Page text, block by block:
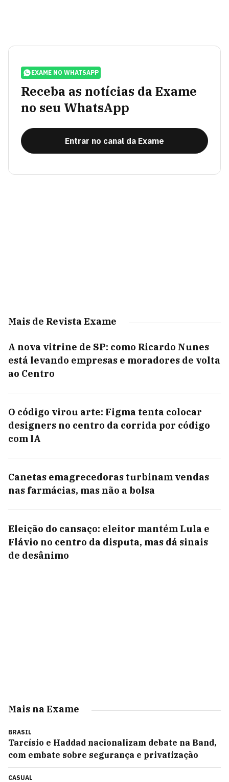
EXAME NO WHATSAPP
Receba as notícias da Exame
no seu WhatsApp
Entrar no canal da Exame
Mais de Revista Exame
A nova vitrine de SP: como Ricardo Nunes
está levando empresas e moradores de volta
ao Centro
O código virou arte: Figma tenta colocar
designers no centro da corrida por código
com IA
Canetas emagrecedoras turbinam vendas
nas farmácias, mas não a bolsa
Eleição do cansaço: eleitor mantém Lula e
Flávio no centro da disputa, mas dá sinais
de desânimo
Mais na Exame
BRASIL
Tarcísio e Haddad nacionalizam debate na Band,
com embate sobre segurança e privatização
CASUAL